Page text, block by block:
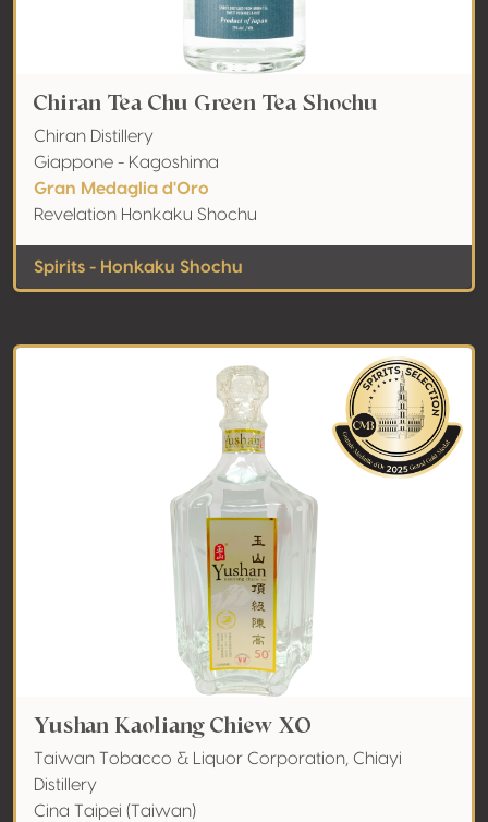
Chiran Tea Chu Green Tea Shochu
Chiran Distillery
Giappone - Kagoshima
Gran Medaglia d'Oro
Revelation Honkaku Shochu
Spirits - Honkaku Shochu
Yushan Kaoliang Chiew XO
Taiwan Tobacco & Liquor Corporation, Chiayi
Distillery
Cina Taipei (Taiwan)